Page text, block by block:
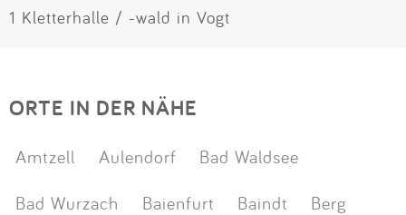
1 Kletterhalle / -wald in Vogt
ORTE IN DER NÄHE
Amtzell Aulendorf
Bad Waldsee
Bad Wurzach
Baienfurt Baindt
Berg